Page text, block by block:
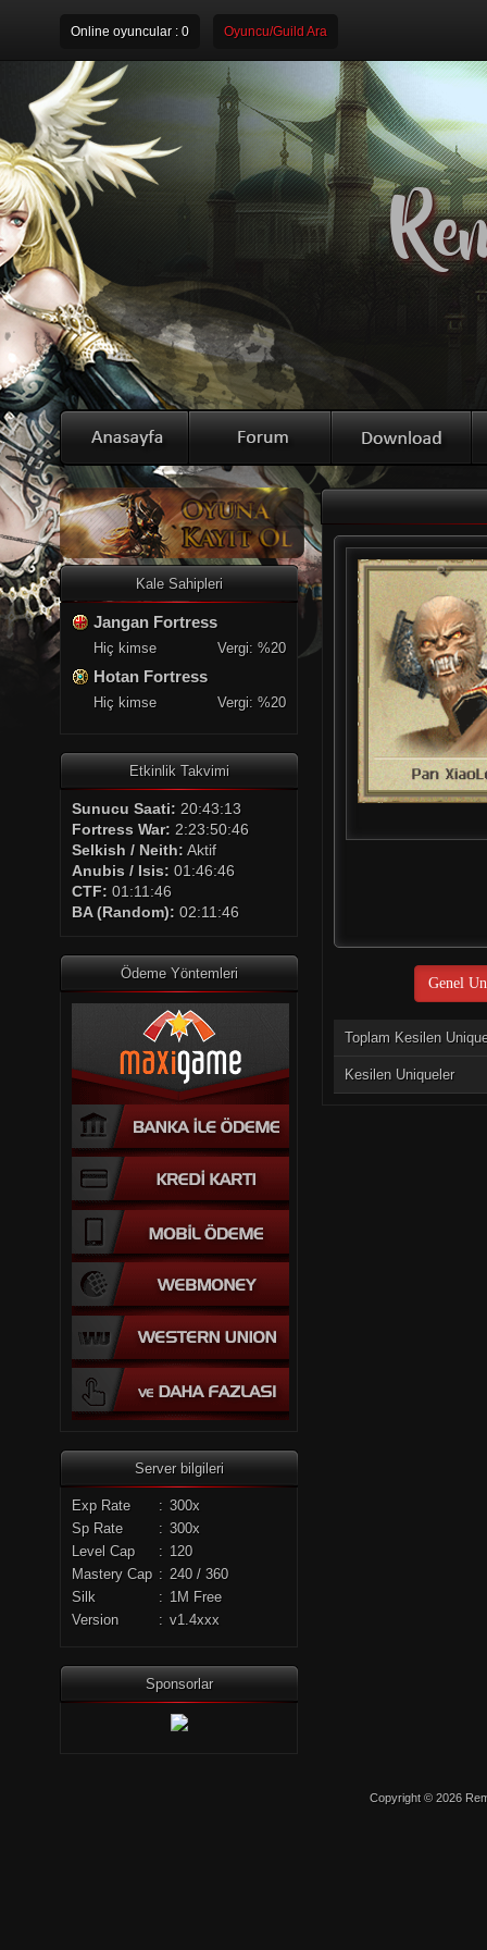
Online oyuncular : 0 Oyuncu/Guild Ara
Kale Sahipleri
Jangan Fortress
Hiç kimse Vergi: %20
Hotan Fortress
Hiç kimse Vergi: %20
Etkinlik Takvimi
Sunucu Saati: 20:43:13
Fortress War: 2:23:50:46
Selkish / Neith: Aktif
Anubis / Isis: 01:46:46
CTF: 01:11:46
BA (Random): 02:11:46
Ödeme Yöntemleri
Server bilgileri
Exp Rate : 300x
Sp Rate
: 300x
Level Cap
: 120
Mastery Cap : 240 / 360
Silk
: 1M Free
Version
: v1.4xxx
Sponsorlar
Genel
Toplam Kesilen
Kesilen Uniqueler
Copyright © 2026